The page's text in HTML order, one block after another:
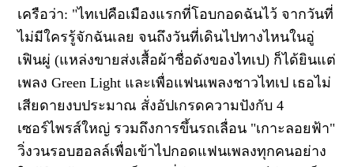
เครือว่า: "ไทเปคือเมืองแรกที่โอบกอดฉันไว้ จากวันที่
ไม่มีใครรู้จักฉันเลย จนถึงวันที่เดินไปทางไหนในอู่
เฟินผู่ (แหล่งขายส่งเสื้อผ้าชื่อดังของไทเป) ก็ได้ยินแต่
เพลงGreen Light และเพื่อแฟนเพลงชาวไทเป เธอไม่
เสียดายงบประมาณ สั่งอัปเกรดความปังกับ4
เซอร์ไพรส์ใหญ่ รวมถึงการขึ้นรถเลื่อน "เกาะลอยฟ้า"
วิ่งวนรอบฮอลล์เพื่อเข้าไปกอดแฟนเพลงทุกคนอย่าง